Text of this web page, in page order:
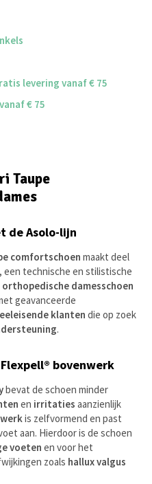
levering vanaf € 75
€ 75
Taupe
de Asolo-lijn
comfortschoen maakt deel
, een technische en stilistische
orthopedische damesschoen
geavanceerde
klanten die op zoek
.
bovenwerk
bevat de schoen minder
en irritaties aanzienlijk
is zelfvormend en past
aan. Hierdoor is de schoen
voeten en voor het
zoals hallux valgus